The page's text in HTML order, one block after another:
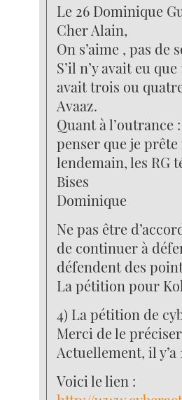
Le 26 Dominique
Cher Alain,
On s’aime , pas de
S’il n’y avait eu
avait trois ou
Avaaz.
Quant à l’outrance
penser que je prête
lendemain, les RG
Bises
Dominique
Ne pas être
de continuer à
défendent des
La pétition pour
4) La pétition de
Merci de le
Actuellement, il y’a
Voici le lien :